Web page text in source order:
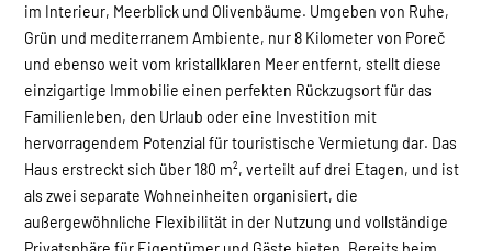
im Interieur, Meerblick und Olivenbäume. Umgeben von Ruhe,
Grün und mediterranem Ambiente, nur 8 Kilometer von Poreč
und ebenso weit vom kristallklaren Meer entfernt, stellt diese
einzigartige Immobilie einen perfekten Rückzugsort für das
Familienleben, den Urlaub oder eine Investition mit
hervorragendem Potenzial für touristische Vermietung dar. Das
Haus erstreckt sich über 180 m², verteilt auf drei Etagen, und ist
als zwei separate Wohneinheiten organisiert, die
außergewöhnliche Flexibilität in der Nutzung und vollständige